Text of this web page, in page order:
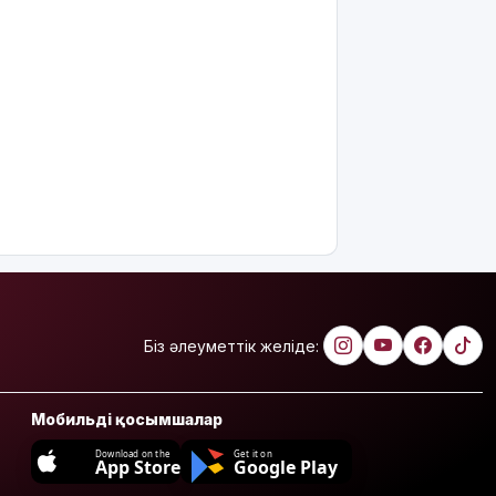
Біз әлеуметтік желіде:
Мобильді қосымшалар
Download on the
App Store
Get it on
Google Play